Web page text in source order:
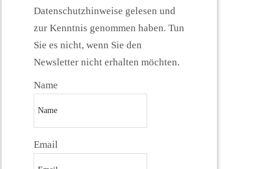
Datenschutzhinweise gelesen und
zur Kenntnis genommen haben. Tun
Sie es nicht, wenn Sie den
Newsletter nicht erhalten möchten.
Name
Email